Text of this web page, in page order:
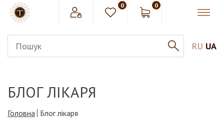
0 0
RU UA
БЛОГ ЛІКАРЯ
Головна Блог лікаря